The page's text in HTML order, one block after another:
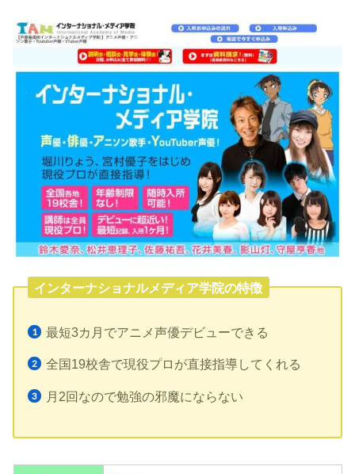
インターナショナルメディア学院の特徴
最短3カ月でアニメ声優デビューできる
全国19校舎で現役プロが直接指導してくれる
月2回なので勉強の邪魔にならない